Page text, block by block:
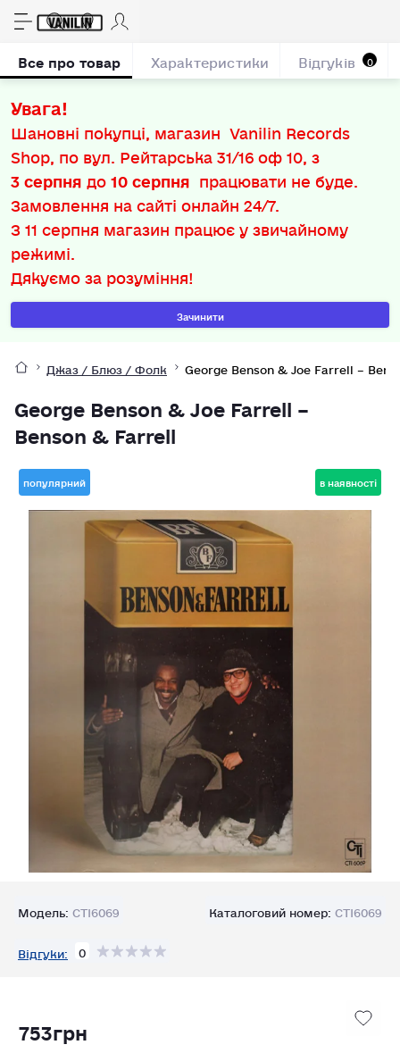
Увага!
Шановні покупці, магазин Vanilin Records
Shop, по вул. Рейтарська 31/16 оф 10, з
3 серпня до10 серпня працювати не буде.
Замовлення на сайті онлайн 24/7.
З11 серпня магазин працює у звичайному
режимі.
Дякуємо за розуміння!
Зачинити
Джаз / Блюз / Фолк George Benson & Joe Farrell –
George Benson & Joe Farrell –
Benson & Farrell
Все про товар Характеристики Відгуків 0
популярний в наявності
Модель: CTI6069 Каталоговий номер: CTI6069
Відгуки: 0
753грн